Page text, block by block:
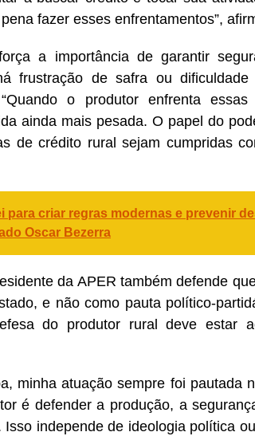
fazer esses enfrentamentos”,
a importância de garantir
frustração de safra ou
o produtor enfrenta
ainda mais pesada. O papel do
de crédito rural sejam cumpridas
para criar regras modernas e prevenir
Oscar Bezerra
da APER também defende
e não como pauta político-
do produtor rural deve estar
minha atuação sempre foi pautada
é defender a produção, a
independe de ideologia política